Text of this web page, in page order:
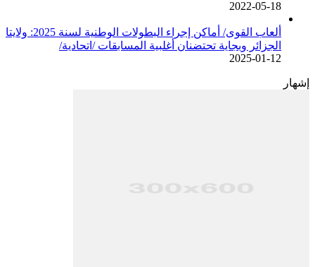
2022-05-18
ألعاب القوى/ أماكن إجراء البطولات الوطنية لسنة 2025: ولايتا
الجزائر وبجاية تحتضنان أغلبية المسابقات /اتحادية/
2025-01-12
إشهار